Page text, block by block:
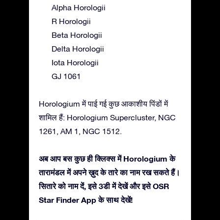
Alpha Horologii
R Horologii
Beta Horologii
Delta Horologii
Iota Horologii
GJ 1061
Horologium में पाई गई कुछ आकाशीय पिंडों में
शामिल हैं: Horologium Supercluster, NGC
1261, AM 1, NGC 1512.
अब आप बस कुछ ही क्लिक्स में Horologium के
तारामंडल में अपने ख़ुद के तारे का नाम रख सकते हैं।
सितारे को नाम दें, इसे 3डी में देखें और इसे OSR
Star Finder App के साथ देखें!